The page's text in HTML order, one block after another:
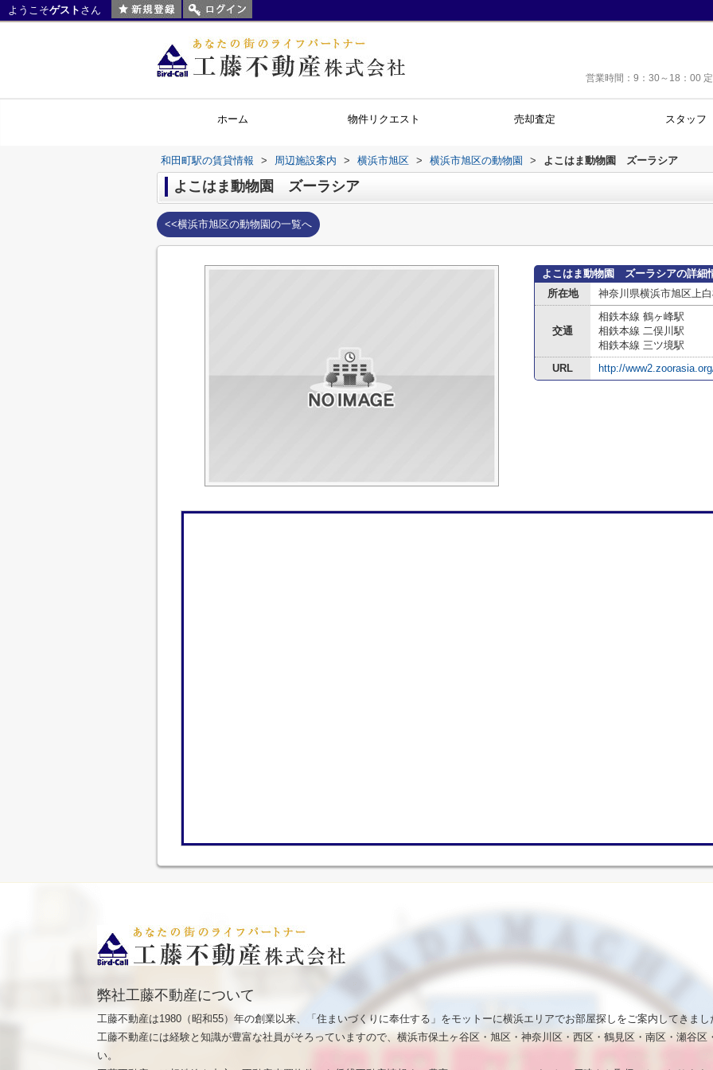
ようこそゲスト さん
営業時間：9：30～18：00
ホーム 物件リクエスト 売却査定 スタッフ
和田町駅の賃貸情報 > 周辺施設案内 > 横浜市旭区 > 横浜市旭区の動物園 > よこはま動物園 ズーラシア
よこはま動物園 ズーラシア
<<横浜市旭区の動物園の一覧へ
よこはま動物園 ズーラシアの詳細
所在地
神奈川県横浜市旭区上
交通
相鉄本線 鶴ヶ峰駅
相鉄本線 二俣川駅
相鉄本線 三ツ境駅
URL
http://
弊社工藤不動産について
工藤不動産は1980（昭和55）年の創業以来、「住まいづくりに奉仕する」をモットーに横浜エリアでお部屋探しをご案内してきまし
工藤不動産には経験と知識が豊富な社員がそろっていますので、横浜市保土ヶ谷区・旭区・神奈川区・西区・鶴見区・南区・瀬谷
い。